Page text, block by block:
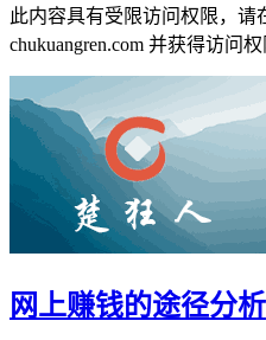
此内容具有受限访问权限，请
chukuangren.com 并获得访问权
网上赚钱的途径分析